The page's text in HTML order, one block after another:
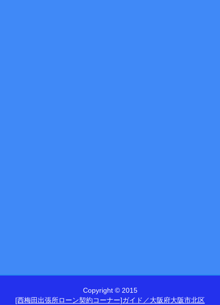
Copyright © 2015
[西梅田出張所ローン契約コーナー]ガイド／大阪府大阪市北区